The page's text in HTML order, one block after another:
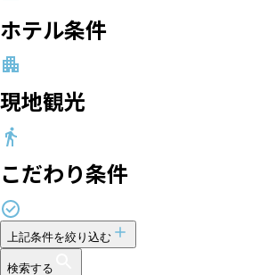
ホテル条件
現地観光
こだわり条件
上記条件を絞り込む
検索する